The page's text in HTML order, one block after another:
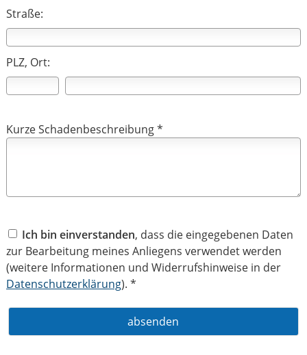
Straße:
PLZ, Ort:
Kurze Schadenbeschreibung *
Ich bin einverstanden, dass die eingegebenen Daten
zur Bearbeitung meines Anliegens verwendet werden
(weitere Informationen und Widerrufshinweise in der
Datenschutzerklärung). *
absenden